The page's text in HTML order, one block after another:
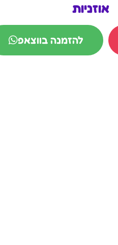
אוזניות
להזמנה בווצאפ